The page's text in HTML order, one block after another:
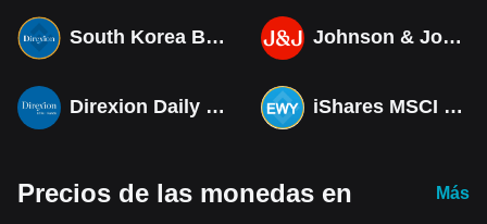
South Korea Bull 3X ETF Tokenized bStocks Johnson & Johnson (Derivatives)
Direxion Daily MSCI South Korea Bull 3X ETF (Derivatives) iShares MSCI South Korea ETF Tokenized bStocks
Precios de las monedas en
Más